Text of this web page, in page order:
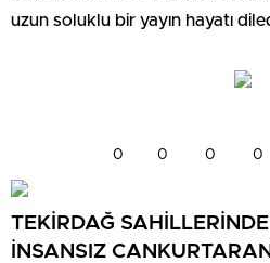
uzun soluklu bir yayın hayatı
0 0 0 0
TEKİRDAĞ
İNSANSIZ